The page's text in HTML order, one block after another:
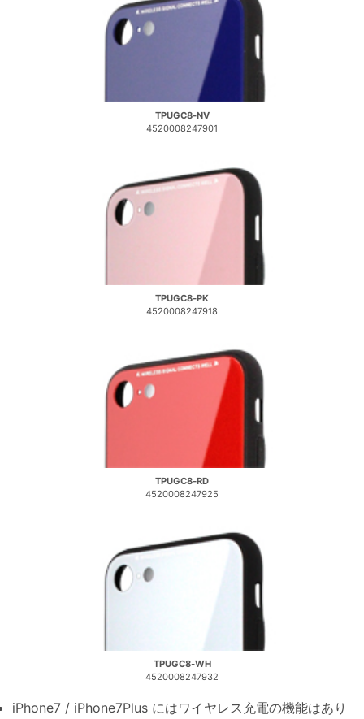
TPUGC8-NV
4520008247901
TPUGC8-PK
4520008247918
TPUGC8-RD
4520008247925
TPUGC8-WH
4520008247932
iPhone7 / iPhone7Plus にはワイヤレス充電の機能はあり